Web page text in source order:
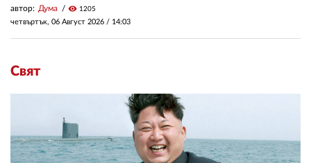
автор: Дума visibility 1205
четвъртък, 06 Август 2026 / 14:03
Свят